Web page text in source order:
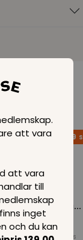
att vara
att vara
till
inget
och du kan
SPARA 99
Loading...
Normalpris